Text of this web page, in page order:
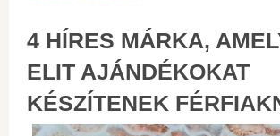
4 HÍRES MÁRKA,
ELIT AJÁNDÉKOKAT
KÉSZÍTENEK